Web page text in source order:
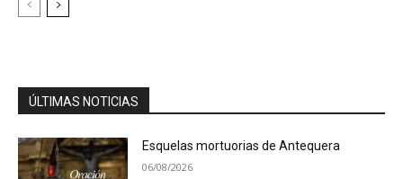
ÚLTIMAS NOTICIAS
Esquelas mortuorias de Antequera
06/08/2026